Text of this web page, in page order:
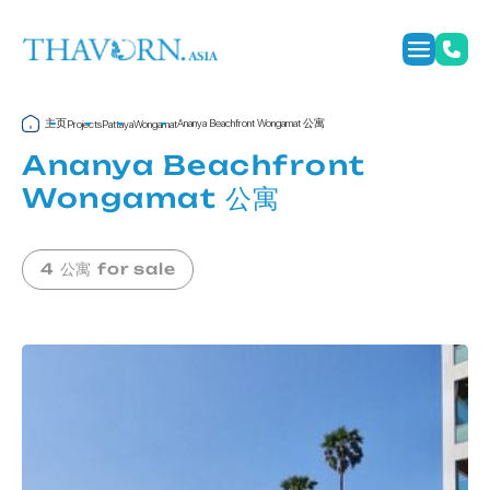
主页ProjectsPattayaWongamatAnanya Beachfront Wongamat 公寓
Ananya Beachfront
Wongamat 公寓
4 公寓 for sale